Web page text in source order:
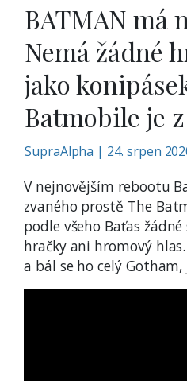
BATMAN má
Nemá žádné
jako
Batmobile je
SupraAlpha | 24. srpen
V nejnovějším rebootu
zvaného prostě The
podle všeho Baťas
hračky ani hromový
a bál se ho celý